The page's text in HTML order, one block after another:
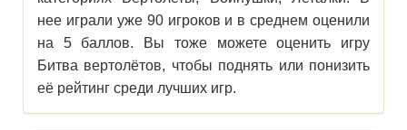
нее играли уже 90 игроков и в среднем оценили
на 5 баллов. Вы тоже можете оценить игру
Битва вертолётов, чтобы поднять или понизить
её рейтинг среди лучших игр.